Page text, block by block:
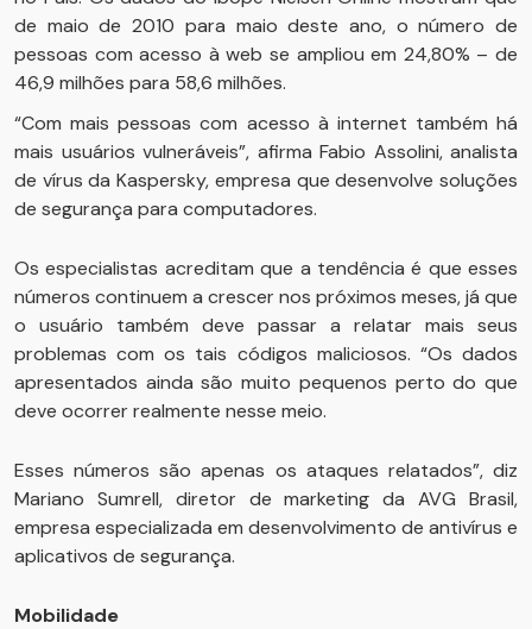
de maio de 2010 para maio deste ano, o número de
pessoas com acesso à web se ampliou em 24,80% – de
46,9 milhões para 58,6 milhões.
“Com mais pessoas com acesso à internet também há
mais usuários vulneráveis”, afirma Fabio Assolini, analista
de vírus da Kaspersky, empresa que desenvolve soluções
de segurança para computadores.
Os especialistas acreditam que a tendência é que esses
números continuem a crescer nos próximos meses, já que
o usuário também deve passar a relatar mais seus
problemas com os tais códigos maliciosos. “Os dados
apresentados ainda são muito pequenos perto do que
deve ocorrer realmente nesse meio.
Esses números são apenas os ataques relatados”, diz
Mariano Sumrell, diretor de marketing da AVG Brasil,
empresa especializada em desenvolvimento de antivírus e
aplicativos de segurança.
Mobilidade